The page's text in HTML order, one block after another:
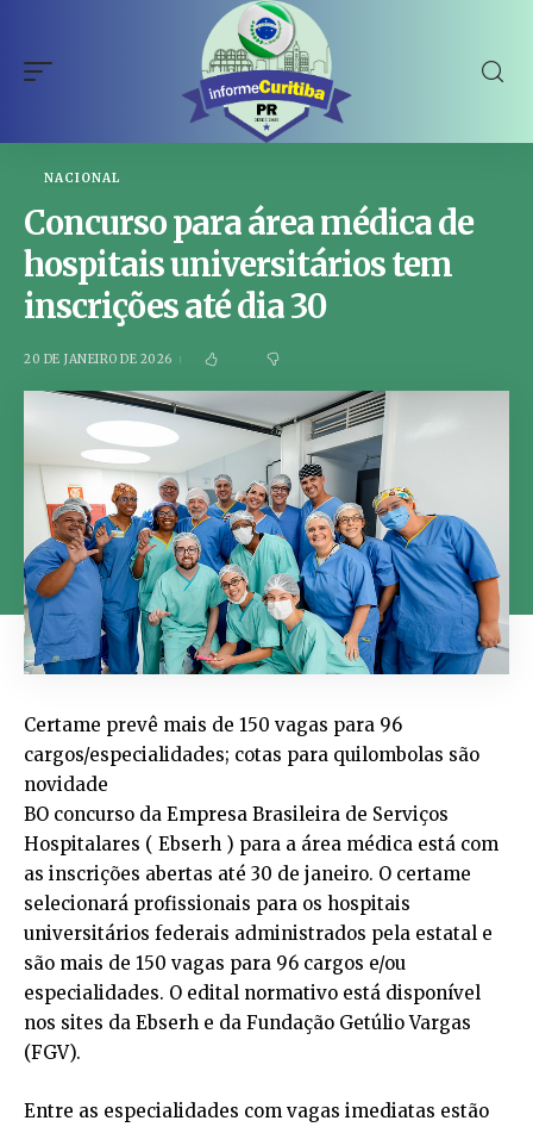
NACIONAL
Concurso para área médica de
hospitais universitários tem
inscrições até dia 30
20 DE JANEIRO DE 2026
Certame prevê mais de 150 vagas para 96
cargos/especialidades; cotas para quilombolas são
novidade
BO concurso da Empresa Brasileira de Serviços
Hospitalares ( Ebserh ) para a área médica está com
as inscrições abertas até 30 de janeiro. O certame
selecionará profissionais para os hospitais
universitários federais administrados pela estatal e
são mais de 150 vagas para 96 cargos e/ou
especialidades. O edital normativo está disponível
nos sites da Ebserh e da Fundação Getúlio Vargas
(FGV).
Entre as especialidades com vagas imediatas estão